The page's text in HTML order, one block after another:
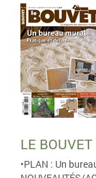
LE
•PLAN : Un